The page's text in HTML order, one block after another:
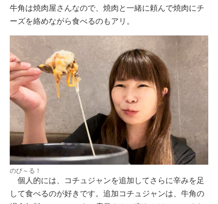
牛角は焼肉屋さんなので、焼肉と一緒に頼んで焼肉にチ
ーズを絡めながら食べるのもアリ。
のび～る！
個人的には、コチュジャンを追加してさらに辛みを足
して食べるのが好きです。追加コチュジャンは、牛角の